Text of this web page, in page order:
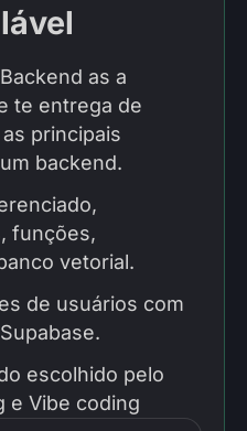
as a
te entrega de
principais
backend.
funções,
vetorial.
de usuários com
escolhido pelo
e Vibe coding